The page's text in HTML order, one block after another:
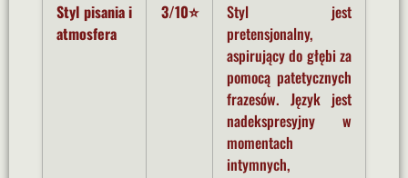
Styl pisania i
atmosfera
3/10⭐
Styl jest
pretensjonalny,
aspirujący do głębi za
pomocą patetycznych
frazesów. Język jest
nadekspresyjny w
momentach
intymnych,